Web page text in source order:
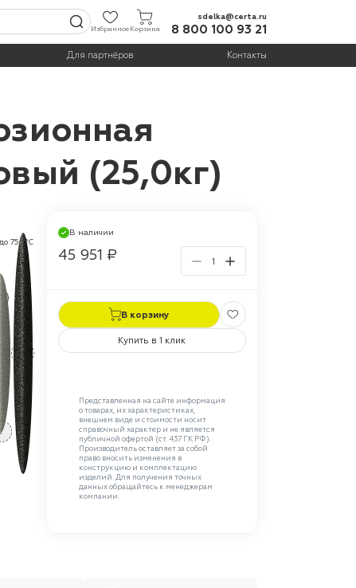
ИзбранноеКорзина
sdelka@certa.ru
8 800 100 93 21
Для партнёров Контакты
(25,0кг)
750°С
В наличии
45 951 ₽
В корзину
Купить в 1 клик
Представленная на сайте информация
о товарах, их характеристиках,
внешнем виде и стоимости носит
справочный характер и не является
публичной офертой (ст. 437 ГК РФ).
Производитель оставляет за собой
право вносить изменения в
конструкцию и комплектацию
изделий. Для получения точных
данных обращайтесь к менеджерам
компании.